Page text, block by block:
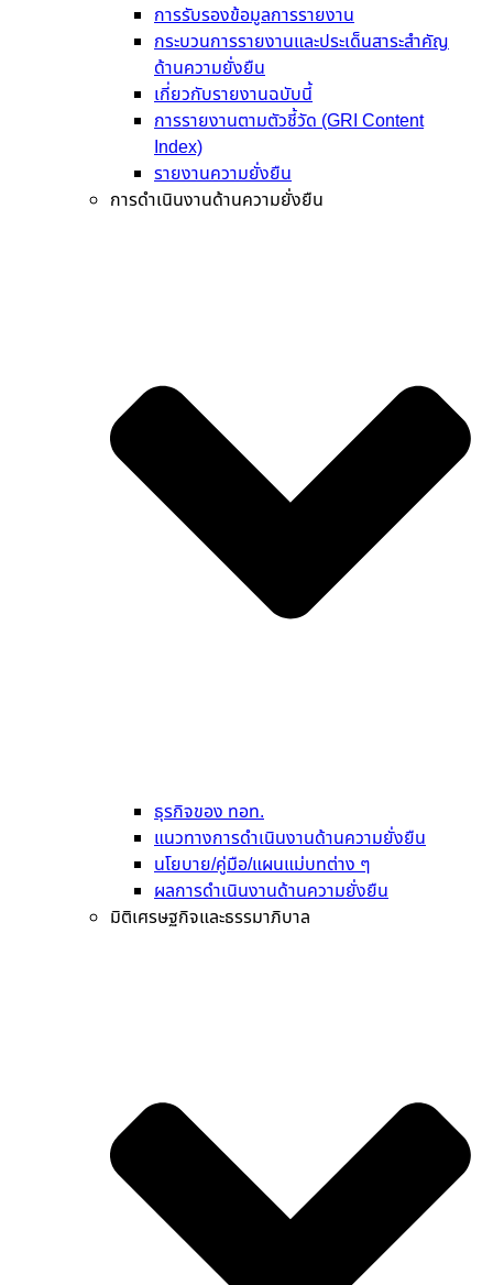
การรับรองข้อมูลการรายงาน
กระบวนการรายงานและประเด็นสาระสำคัญ
ด้านความยั่งยืน
เกี่ยวกับรายงานฉบับนี้
การรายงานตามตัวชี้วัด (GRI Content
Index)
รายงานความยั่งยืน
การดำเนินงานด้านความยั่งยืน
ธุรกิจของ ทอท.
แนวทางการดำเนินงานด้านความยั่งยืน
นโยบาย/คู่มือ/แผนแม่บทต่าง ๆ
ผลการดำเนินงานด้านความยั่งยืน
มิติเศรษฐกิจและธรรมาภิบาล